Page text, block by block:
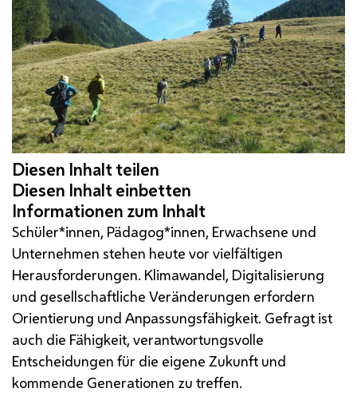
Schüler*innen, Pädagog*innen, Erwachsene und
Unternehmen stehen heute vor vielfältigen
Herausforderungen. Klimawandel, Digitalisierung
und gesellschaftliche Veränderungen erfordern
Orientierung und Anpassungsfähigkeit. Gefragt ist
auch die Fähigkeit, verantwortungsvolle
Entscheidungen für die eigene Zukunft und
kommende Generationen zu treffen.